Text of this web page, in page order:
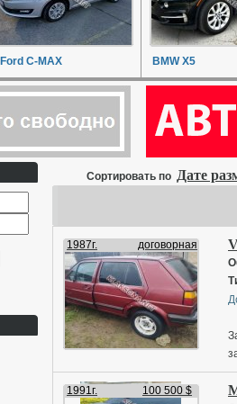
Ford C-MAX BMW X5
Сортировать по Дате
1987г. договорная
1991г. 100 500 $